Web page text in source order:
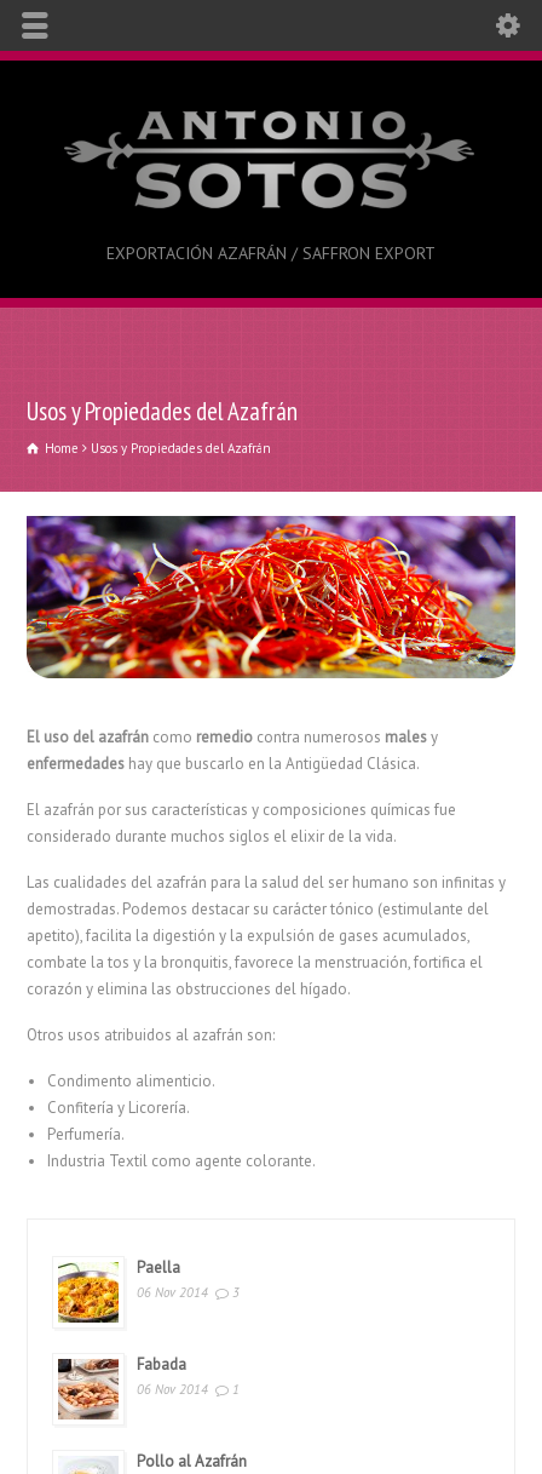
EXPORTACIÓN AZAFRÁN / SAFFRON EXPORT
Usos y Propiedades del Azafrán
Home Usos y Propiedades del Azafrán
El uso del azafrán como remedio contra numerosos malesy
enfermedades hay que buscarlo en la Antigüedad Clásica.
El azafrán por sus características y composiciones químicas fue
considerado durante muchos siglos el elixir de la vida.
Las cualidades del azafrán para la salud del ser humano son infinitas y
demostradas. Podemos destacar su carácter tónico (estimulante del
apetito), facilita la digestión y la expulsión de gases acumulados,
combate la tos y la bronquitis, favorece la menstruación, fortifica el
corazón y elimina las obstrucciones del hígado.
Otros usos atribuidos al azafrán son:
Condimento alimenticio.
Confitería y Licorería.
Perfumería.
Industria Textil como agente colorante.
Paella
06 Nov 2014 3
Fabada
06 Nov 2014 1
Pollo al Azafrán